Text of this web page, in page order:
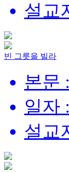
설교
빈 그릇을 빌라
본문
일자
설교